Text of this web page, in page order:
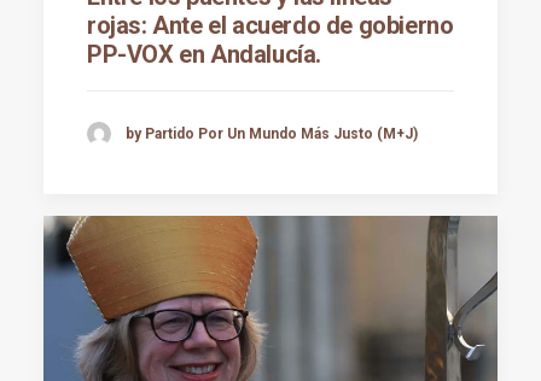
rojas: Ante el acuerdo de gobierno
PP-VOX en Andalucía.
by Partido Por Un Mundo Más Justo (M+J)